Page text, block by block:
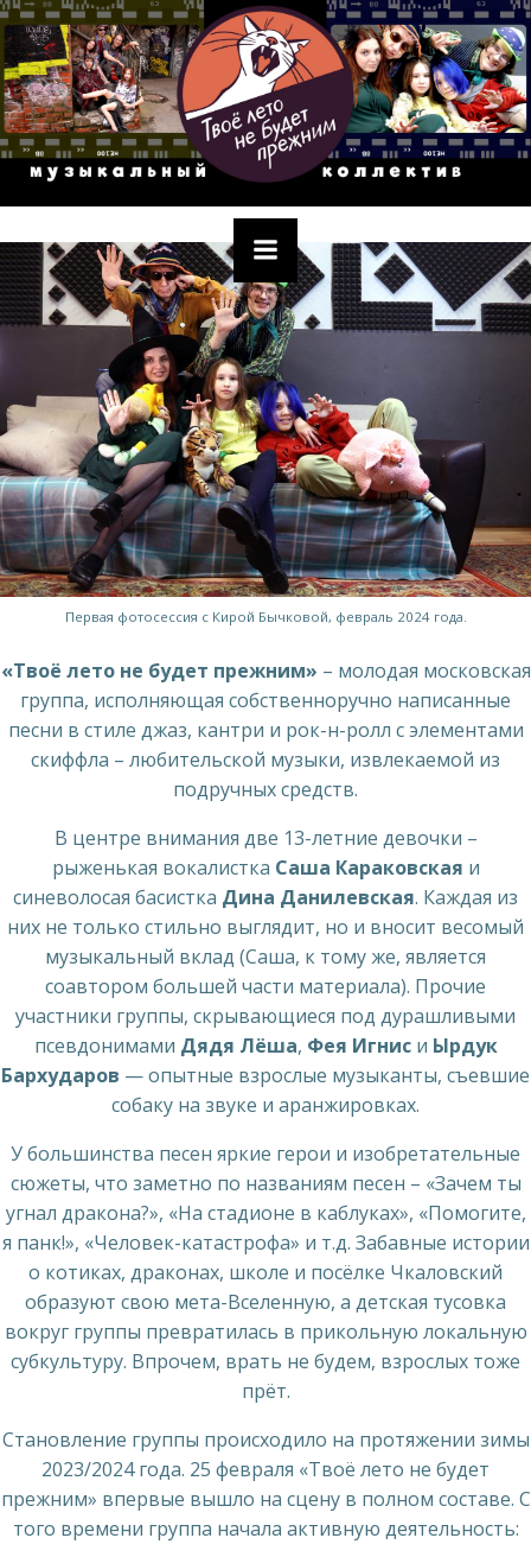
Перейти
к
содержимому
Первая фотосессия с Кирой Бычковой, февраль 2024 года.
«Твоё лето не будет прежним» – молодая московская
группа, исполняющая собственноручно написанные
песни в стиле джаз, кантри и рок-н-ролл с элементами
скиффла – любительской музыки, извлекаемой из
подручных средств.
В центре внимания две 13-летние девочки –
рыженькая вокалистка Саша Караковская и
синеволосая басистка Дина Данилевская. Каждая из
них не только стильно выглядит, но и вносит весомый
музыкальный вклад (Саша, к тому же, является
соавтором большей части материала). Прочие
участники группы, скрывающиеся под дурашливыми
псевдонимами Дядя Лёша, Фея Игниси Ырдук
Бархударов — опытные взрослые музыканты, съевшие
собаку на звуке и аранжировках.
У большинства песен яркие герои и изобретательные
сюжеты, что заметно по названиям песен – «Зачем ты
угнал дракона?», «На стадионе в каблуках», «Помогите,
я панк!», «Человек-катастрофа» и т.д. Забавные истории
о котиках, драконах, школе и посёлке Чкаловский
образуют свою мета-Вселенную, а детская тусовка
вокруг группы превратилась в прикольную локальную
субкультуру. Впрочем, врать не будем, взрослых тоже
прёт.
Становление группы происходило на протяжении зимы
2023/2024 года. 25 февраля «Твоё лето не будет
прежним» впервые вышло на сцену в полном составе. С
того времени группа начала активную деятельность: